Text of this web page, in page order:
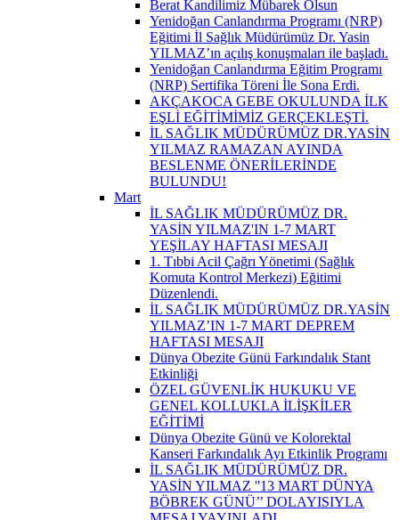
Berat Kandilimiz Mübarek Olsun
Yenidoğan Canlandırma Programı (NRP)
Eğitimi İl Sağlık Müdürümüz Dr. Yasin
YILMAZ’ın açılış konuşmaları ile başladı.
Yenidoğan Canlandırma Eğitim Programı
(NRP) Sertifika Töreni İle Sona Erdi.
AKÇAKOCA GEBE OKULUNDA İLK
EŞLİ EĞİTİMİMİZ GERÇEKLEŞTİ.
İL SAĞLIK MÜDÜRÜMÜZ DR.YASİN
YILMAZ RAMAZAN AYINDA
BESLENME ÖNERİLERİNDE
BULUNDU!
Mart
İL SAĞLIK MÜDÜRÜMÜZ DR.
YASİN YILMAZ'IN 1-7 MART
YEŞİLAY HAFTASI MESAJI
1. Tıbbi Acil Çağrı Yönetimi (Sağlık
Komuta Kontrol Merkezi) Eğitimi
Düzenlendi.
İL SAĞLIK MÜDÜRÜMÜZ DR.YASİN
YILMAZ’IN 1-7 MART DEPREM
HAFTASI MESAJI
Dünya Obezite Günü Farkındalık Stant
Etkinliği
ÖZEL GÜVENLİK HUKUKU VE
GENEL KOLLUKLA İLİŞKİLER
EĞİTİMİ
Dünya Obezite Günü ve Kolorektal
Kanseri Farkındalık Ayı Etkinlik Programı
İL SAĞLIK MÜDÜRÜMÜZ DR.
YASİN YILMAZ ''13 MART DÜNYA
BÖBREK GÜNÜ’’ DOLAYISIYLA